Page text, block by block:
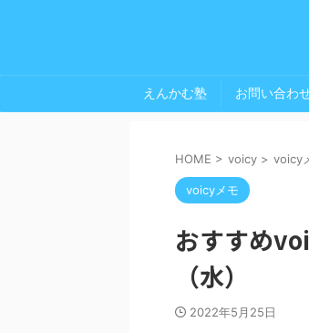
えんかむ塾 お問い合わ
HOME > voicy > voicy
voicyメモ
おすすめ
（水）
2022年5月25日